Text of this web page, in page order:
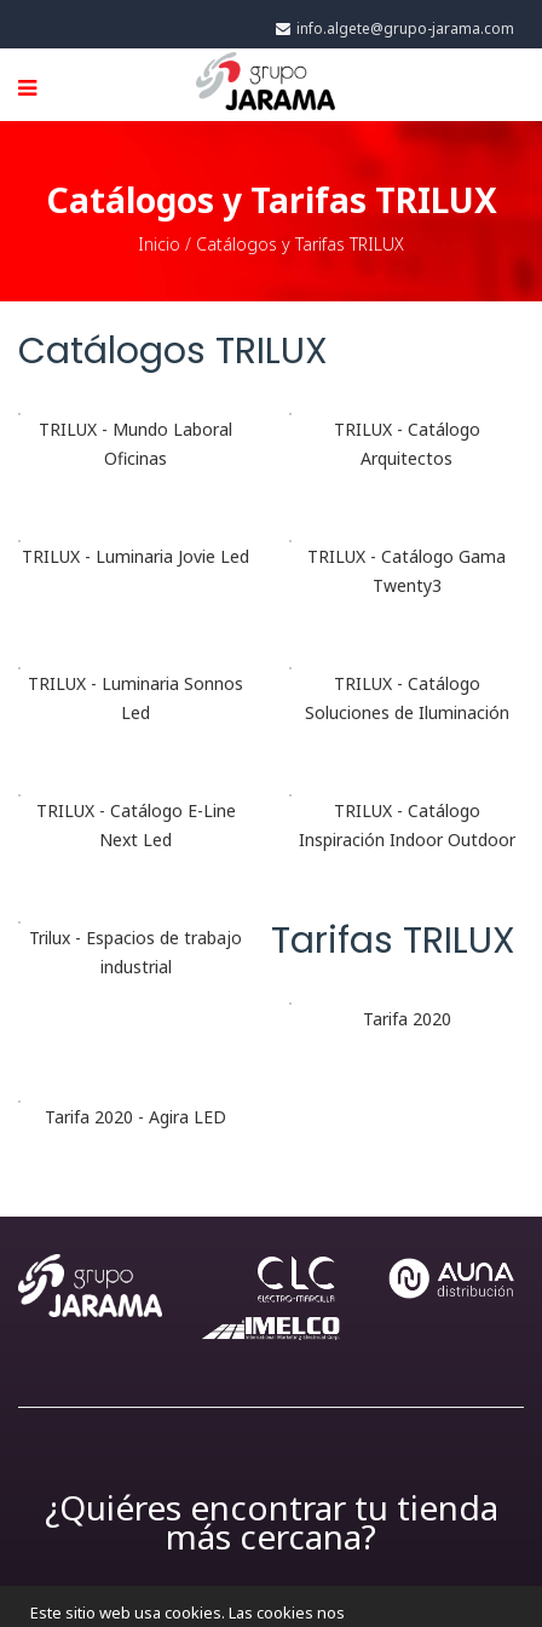
info.algete@grupo-jarama.com
Catálogos y Tarifas TRILUX
Inicio / Catálogos y Tarifas TRILUX
Catálogos TRILUX
TRILUX - Mundo Laboral
Oficinas
TRILUX - Catálogo
Arquitectos
TRILUX - Luminaria Jovie Led
TRILUX - Catálogo Gama
Twenty3
TRILUX - Luminaria Sonnos
Led
TRILUX - Catálogo
Soluciones de Iluminación
TRILUX - Catálogo E-Line
Next Led
TRILUX - Catálogo
Inspiración Indoor Outdoor
Trilux - Espacios de trabajo
industrial
Tarifas TRILUX
Tarifa 2020
Tarifa 2020 - Agira LED
¿Quiéres encontrar tu tienda
más cercana?
Este sitio web usa cookies. Las cookies nos